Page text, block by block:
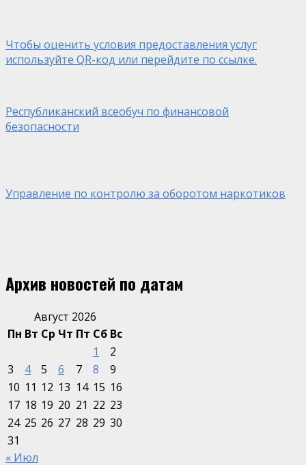
Чтобы оценить условия предоставления услуг
используйте QR-код или перейдите по ссылке.
Республиканский всеобуч по финансовой
безопасности
Управление по контролю за оборотом наркотиков
Архив новостей по датам
Август 2026
Пн Вт Ср Чт Пт Сб Вс
1
2
3
4 5 6 7 8
9
10 11 12 13 14 15 16
17 18 19 20 21 22 23
24 25 26 27 28 29 30
31
« Июл